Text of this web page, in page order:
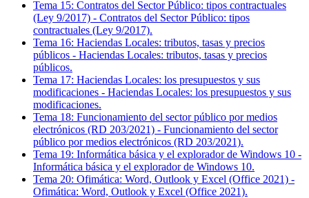
Tema 15: Contratos del Sector Público: tipos contractuales
(Ley 9/2017) - Contratos del Sector Público: tipos
contractuales (Ley 9/2017).
Tema 16: Haciendas Locales: tributos, tasas y precios
públicos - Haciendas Locales: tributos, tasas y precios
públicos.
Tema 17: Haciendas Locales: los presupuestos y sus
modificaciones - Haciendas Locales: los presupuestos y sus
modificaciones.
Tema 18: Funcionamiento del sector público por medios
electrónicos (RD 203/2021) - Funcionamiento del sector
público por medios electrónicos (RD 203/2021).
Tema 19: Informática básica y el explorador de Windows 10 -
Informática básica y el explorador de Windows 10.
Tema 20: Ofimática: Word, Outlook y Excel (Office 2021) -
Ofimática: Word, Outlook y Excel (Office 2021).